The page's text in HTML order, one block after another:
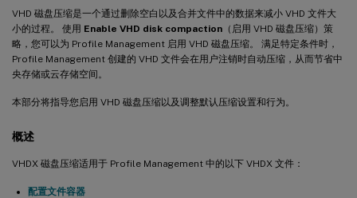
VHD 磁盘压缩是一个通过删除空白以及合并文件中的数据来减小 VHD 文件大
小的过程。 使用 Enable VHD disk compaction （启用 VHD 磁盘压缩）策
略，您可以为 Profile Management 启用 VHD 磁盘压缩。 满足特定条件时，
Profile Management 创建的 VHD 文件会在用户注销时自动压缩，从而节省中
央存储或云存储空间。
本部分将指导您启用 VHD 磁盘压缩以及调整默认压缩设置和行为。
概述
VHDX 磁盘压缩适用于 Profile Management 中的以下 VHDX 文件：
配置文件容器